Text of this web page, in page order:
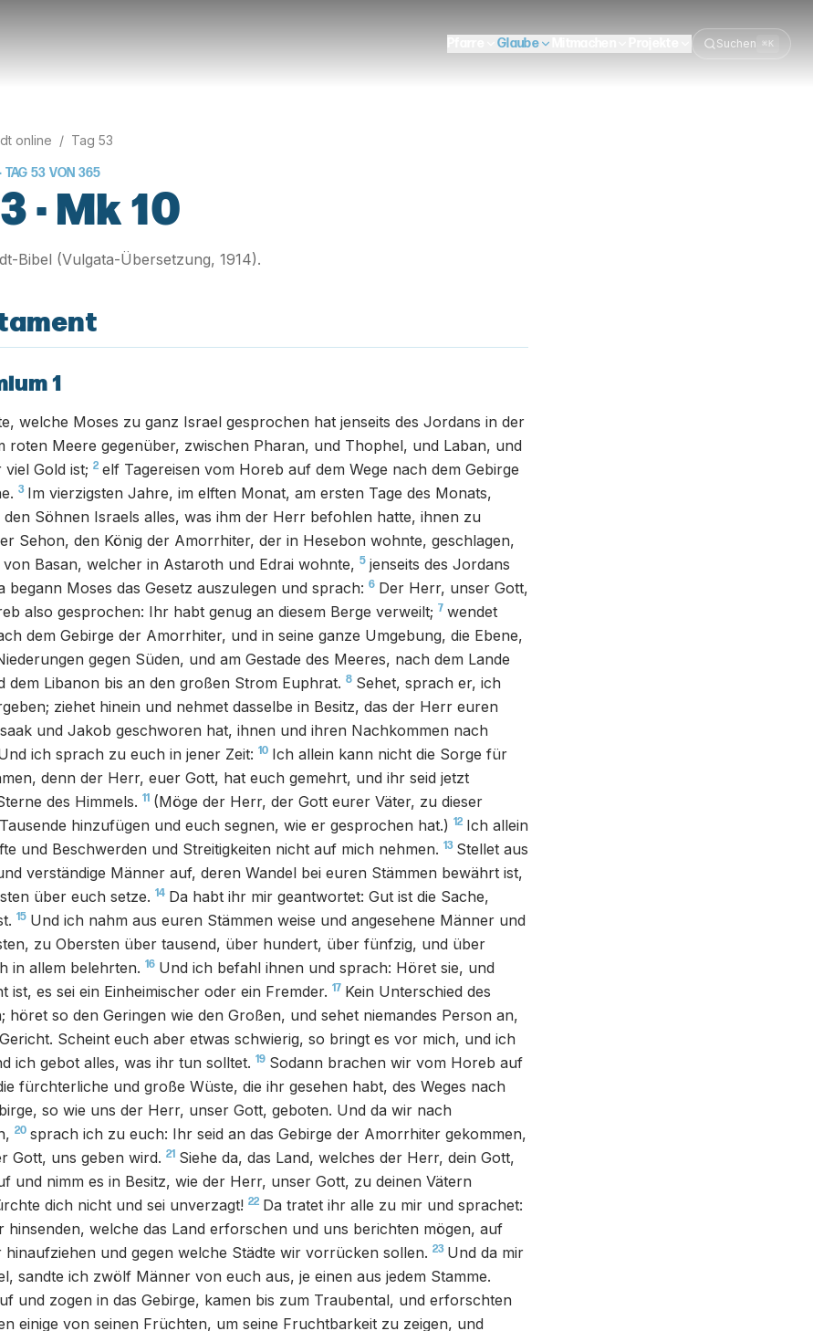
Glaube Suchen ⌘K
online / Tag 53
TAG53 VON 365
· Mk 10
Bibel (Vulgata-Übersetzung, 1914).
1
welche Moses zu ganz Israel gesprochen hat jenseits des Jordans in der
roten Meere gegenüber, zwischen Pharan, und Thophel, und Laban, und
Gold ist; 2 elf Tagereisen vom Horeb auf dem Wege nach dem Gebirge
3 Im vierzigsten Jahre, im elften Monat, am ersten Tage des Monats,
Söhnen Israels alles, was ihm der Herr befohlen hatte, ihnen zu
Sehon, den König der Amorrhiter, der in Hesebon wohnte, geschlagen,
von Basan, welcher in Astaroth und Edrai wohnte, 5 jenseits des Jordans
begann Moses das Gesetz auszulegen und sprach: 6 Der Herr, unser Gott,
also gesprochen: Ihr habt genug an diesem Berge verweilt; 7 wendet
dem Gebirge der Amorrhiter, und in seine ganze Umgebung, die Ebene,
gegen Süden, und am Gestade des Meeres, nach dem Lande
dem Libanon bis an den großen Strom Euphrat. 8 Sehet, sprach er, ich
ziehet hinein und nehmet dasselbe in Besitz, das der Herr euren
und Jakob geschworen hat, ihnen und ihren Nachkommen nach
ich sprach zu euch in jener Zeit: 10 Ich allein kann nicht die Sorge für
denn der Herr, euer Gott, hat euch gemehrt, und ihr seid jetzt
des Himmels. 11 (Möge der Herr, der Gott eurer Väter, zu dieser
hinzufügen und euch segnen, wie er gesprochen hat.) 12 Ich allein
und Beschwerden und Streitigkeiten nicht auf mich nehmen. 13 Stellet aus
verständige Männer auf, deren Wandel bei euren Stämmen bewährt ist,
über euch setze. 14 Da habt ihr mir geantwortet: Gut ist die Sache,
15 Und ich nahm aus euren Stämmen weise und angesehene Männer und
zu Obersten über tausend, über hundert, über fünfzig, und über
in allem belehrten. 16 Und ich befahl ihnen und sprach: Höret sie, und
ist, es sei ein Einheimischer oder ein Fremder. 17 Kein Unterschied des
höret so den Geringen wie den Großen, und sehet niemandes Person an,
Scheint euch aber etwas schwierig, so bringt es vor mich, und ich
ich gebot alles, was ihr tun solltet. 19 Sodann brachen wir vom Horeb auf
fürchterliche und große Wüste, die ihr gesehen habt, des Weges nach
so wie uns der Herr, unser Gott, geboten. Und da wir nach
20 sprach ich zu euch: Ihr seid an das Gebirge der Amorrhiter gekommen,
Gott, uns geben wird. 21 Siehe da, das Land, welches der Herr, dein Gott,
und nimm es in Besitz, wie der Herr, unser Gott, zu deinen Vätern
dich nicht und sei unverzagt! 22 Da tratet ihr alle zu mir und sprachet:
hinsenden, welche das Land erforschen und uns berichten mögen, auf
hinaufziehen und gegen welche Städte wir vorrücken sollen. 23 Und da mir
sandte ich zwölf Männer von euch aus, je einen aus jedem Stamme.
und zogen in das Gebirge, kamen bis zum Traubental, und erforschten
einige von seinen Früchten, um seine Fruchtbarkeit zu zeigen, und